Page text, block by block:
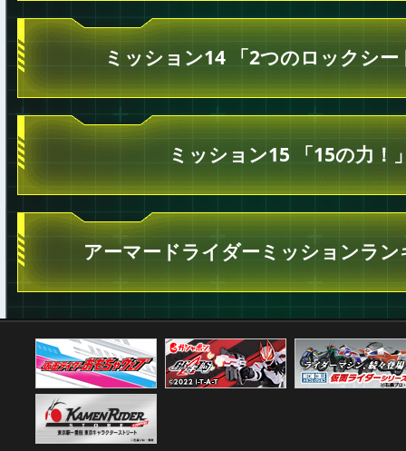
ミッション14 「2つのロックシー
ミッション15 「15の力！
アーマードライダーミッションラン